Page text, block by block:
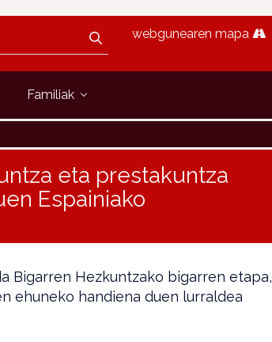
webgunearen mapa
Familiak
eta prestakuntza
Espainiako
Bigarren Hezkuntzako bigarren etapa,
ehuneko handiena duen lurraldea